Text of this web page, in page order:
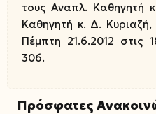
τους Αναπλ. Καθηγητή
Καθηγητή κ. Δ.
Πέμπτη 21.6.2012 στις
306.
Πρόσφατες